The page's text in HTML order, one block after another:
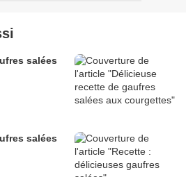
salées
salées